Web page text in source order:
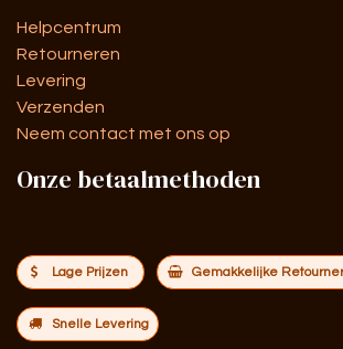
Helpcentrum
Retourneren
Levering
Verzenden
Neem contact met ons op
Onze betaalmethoden
Lage Prijzen Gemakkelijke
Snelle Levering